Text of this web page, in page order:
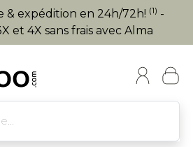
& expédition en 24h/72h! (1) -
et 4X sans frais avec Alma